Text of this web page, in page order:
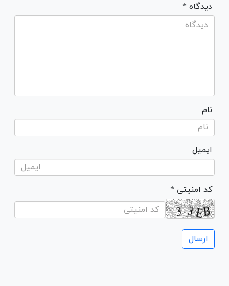
* دیدگاه
نام
ایمیل
* کد امنیتی